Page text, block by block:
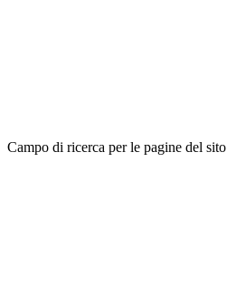
Campo di ricerca per le pagine del sito